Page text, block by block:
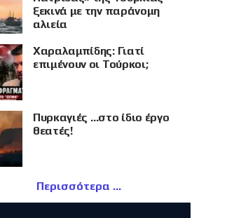
ξεκινά με την παράνομη
αλιεία
Χαραλαμπίδης: Γιατί
επιμένουν οι Τούρκοι;
Πυρκαγιές …στο ίδιο έργο
θεατές!
Περισσότερα